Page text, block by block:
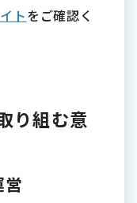
トをご確認く
り組む意